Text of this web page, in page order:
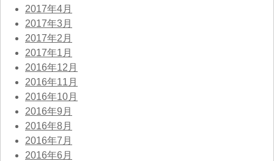
2017年4月
2017年3月
2017年2月
2017年1月
2016年12月
2016年11月
2016年10月
2016年9月
2016年8月
2016年7月
2016年6月